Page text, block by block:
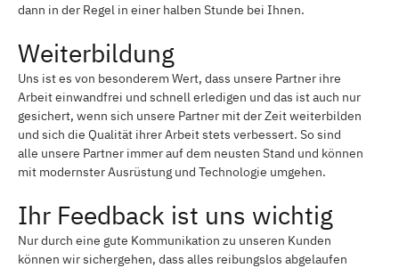
Friedenau Spandau
Nikolassee
Neukölln Marienfelde
Charlottenburg-Wilmersdorf Charlottenburg
Schöneberg Tempelhof-Schöneberg
Wilmersdorf
Westend Wannsee
Niederschöneweide Grünau
dann in der Regel in einer halben Stunde bei Ihnen.
Weiterbildung
Uns ist es von besonderem Wert, dass unsere Partner ihre
Arbeit einwandfrei und schnell erledigen und das ist auch nur
gesichert, wenn sich unsere Partner mit der Zeit weiterbilden
und sich die Qualität ihrer Arbeit stets verbessert. So sind
alle unsere Partner immer auf dem neusten Stand und können
mit modernster Ausrüstung und Technologie umgehen.
Ihr Feedback ist uns wichtig
Nur durch eine gute Kommunikation zu unseren Kunden
können wir sichergehen, dass alles reibungslos abgelaufen